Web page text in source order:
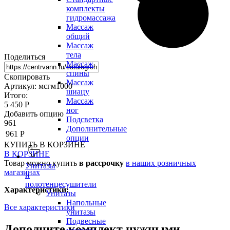
комплекты
гидромассажа
Массаж
общий
Массаж
тела
Массаж
спины
Массаж
шиацу
Массаж
ног
Подсветка
Дополнительные
опции
Унитазы
и
полотенцесушители
Унитазы
Напольные
унитазы
Подвесные
Поделиться
Скопировать
Артикул: мсгм1000
Итого:
5 450 Р
Добавить опцию
961
961 Р
КУПИТЬ В КОРЗИНЕ
В КОРЗИНЕ
Товар можно купить в рассрочку в наших розничных
магазинах
Характеристики:
Все характеристики